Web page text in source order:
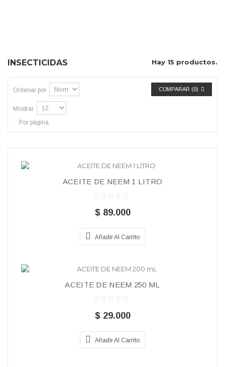
INSECTICIDAS Hay 15 productos.
COMPARAR (0)
Ordenar por
Mostrar
Por página
ACEITE DE NEEM 1 LITRO
$ 89.000
Añadir Al Carrito
ACEITE DE NEEM 250 ML
$ 29.000
Añadir Al Carrito